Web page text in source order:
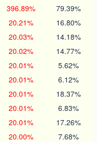
396.89% 79.39%
20.21% 16.80%
20.03% 14.18%
20.02% 14.77%
20.01% 5.62%
20.01% 6.12%
20.01% 18.37%
20.01% 6.83%
20.01% 17.26%
20.00% 7.68%